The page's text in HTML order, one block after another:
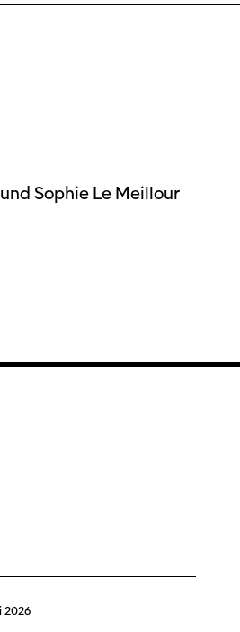
Sophie Le Meillour
2026